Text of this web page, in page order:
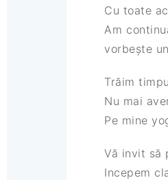
Cu toate
Am
vorbește
Trăim
Nu mai
Pe mine
Vă invit să
Incepem